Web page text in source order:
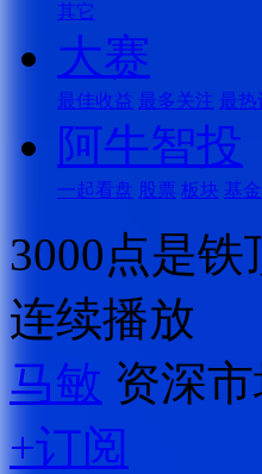
其它
大赛
最佳收益 最多关注 最热
阿牛智投
一起看盘 股票 板块 基金
3000点是铁
连续播放
马敏 资深
+订阅